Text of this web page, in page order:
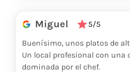
Miguel
5/5
Buenísimo, unos platos de
Un local profesional con una
dominada por el chef.